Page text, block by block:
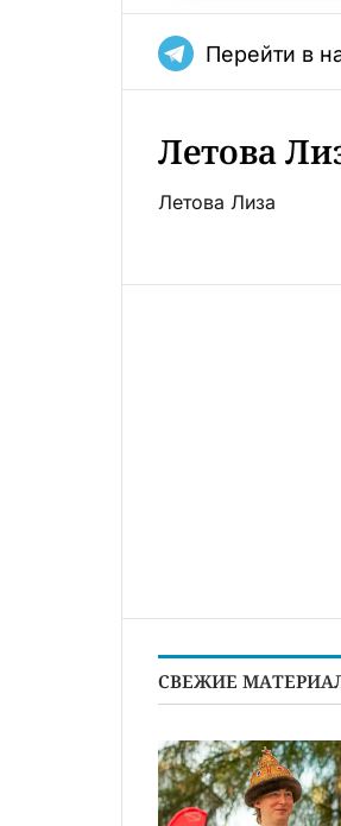
Перейти в
Летова
Летова Лиза
СВЕЖИЕ